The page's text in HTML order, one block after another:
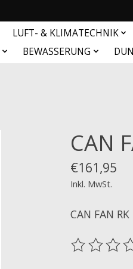
LUFT- & KLIMATECHNIK
BEWASSERUNG
CAN
€161,95
Inkl. MwSt.
CAN FAN RK
Die